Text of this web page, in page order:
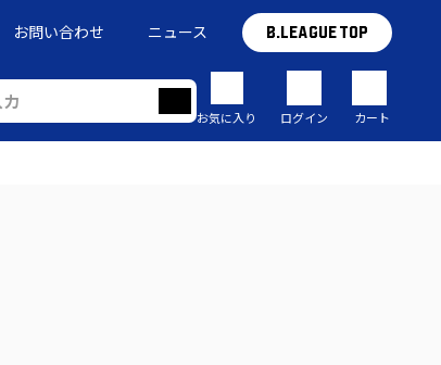
お問い合わせ ニュース B.LEAGUE TOP
お気に入り ログイン カート